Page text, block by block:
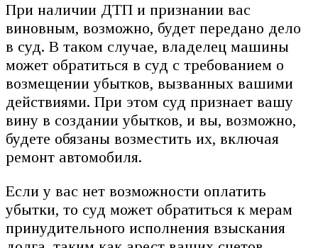
При наличии ДТП и признании вас
виновным, возможно, будет передано дело
в суд. В таком случае, владелец машины
может обратиться в суд с требованием о
возмещении убытков, вызванных вашими
действиями. При этом суд признает вашу
вину в создании убытков, и вы, возможно,
будете обязаны возместить их, включая
ремонт автомобиля.
Если у вас нет возможности оплатить
убытки, то суд может обратиться к мерам
принудительного исполнения взыскания